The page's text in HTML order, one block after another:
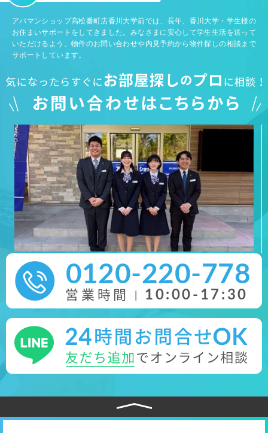
アパマンショップ高松番町店香川大学前では、長年、香川大学・学生様の
お住まいサポートをしてきました。みなさまに安心して学生生活を送って
いただけるよう、物件のお問い合わせや内見予約から物件探しの相談まで
サポートしています。